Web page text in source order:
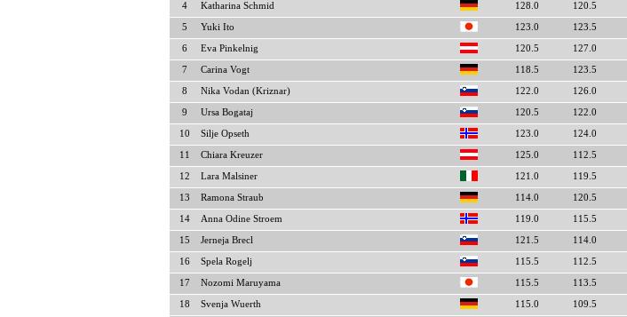
4 Katharina Schmid 128.0 120.5
5 Yuki Ito 123.0 123.5
6 Eva Pinkelnig 120.5 127.0
7 Carina Vogt 118.5 123.5
8 Nika Vodan (Kriznar) 122.0 126.0
9 Ursa Bogataj 120.5 122.0
10 Silje Opseth 123.0 124.0
11 Chiara Kreuzer 125.0 112.5
12 Lara Malsiner 121.0 119.5
13 Ramona Straub 114.0 120.5
14 Anna Odine Stroem 119.0 115.5
15 Jerneja Brecl 121.5 114.0
16 Spela Rogelj 115.5 112.5
17 Nozomi Maruyama 115.5 113.5
18 Svenja Wuerth 115.0 109.5